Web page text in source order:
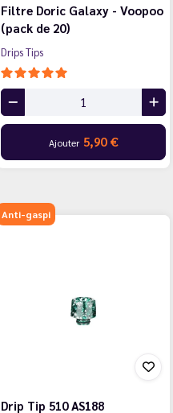
Filtre Doric Galaxy - Voopoo
(pack de 20)
Drips Tips
Ajouter 5,90 €
Anti-gaspi
Drip Tip 510 AS188